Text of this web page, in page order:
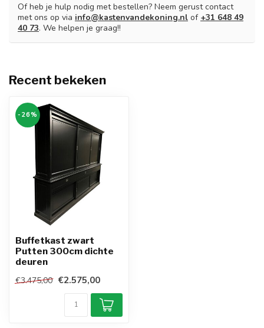
Of heb je hulp nodig met bestellen? Neem gerust contact
met ons op via info@kastenvandekoning.nl of +31 648 49
40 73. We helpen je graag!!
Recent bekeken
-26%
Buffetkast zwart
Putten 300cm dichte
deuren
€3.475,00 €2.575,00